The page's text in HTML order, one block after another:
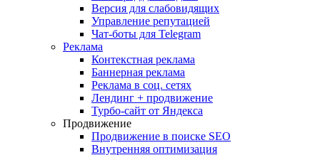
Версия для слабовидящих
Управление репутацией
Чат-боты для Telegram
Реклама
Контекстная реклама
Баннерная реклама
Реклама в соц. сетях
Лендинг + продвижение
Турбо-сайт от Яндекса
Продвижение
Продвижение в поиске SEO
Внутренняя оптимизация